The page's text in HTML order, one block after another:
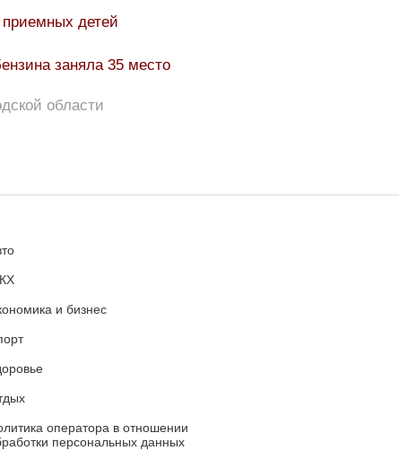
детей
заняла 35 место
области
и бизнес
оператора в отношении
персональных данных